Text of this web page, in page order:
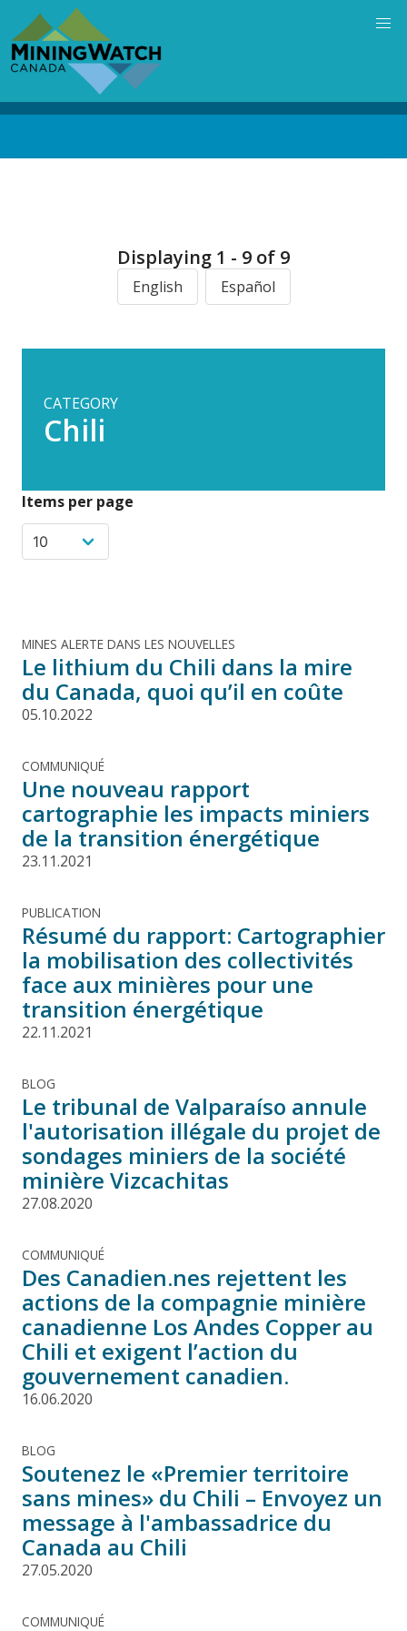
main
content
Displaying 1 - 9 of 9
English Español
CATEGORY
Chili
Items per page
MINES ALERTE DANS LES NOUVELLES
Le lithium du Chili dans la mire
du Canada, quoi qu’il en coûte
05.10.2022
COMMUNIQUÉ
Une nouveau rapport
cartographie les impacts miniers
de la transition énergétique
23.11.2021
PUBLICATION
Résumé du rapport: Cartographier
la mobilisation des collectivités
face aux minières pour une
transition énergétique
22.11.2021
BLOG
Le tribunal de Valparaíso annule
l'autorisation illégale du projet de
sondages miniers de la société
minière Vizcachitas
27.08.2020
COMMUNIQUÉ
Des Canadien.nes rejettent les
actions de la compagnie minière
canadienne Los Andes Copper au
Chili et exigent l’action du
gouvernement canadien.
16.06.2020
BLOG
Soutenez le «Premier territoire
sans mines» du Chili – Envoyez un
message à l'ambassadrice du
Canada au Chili
27.05.2020
COMMUNIQUÉ